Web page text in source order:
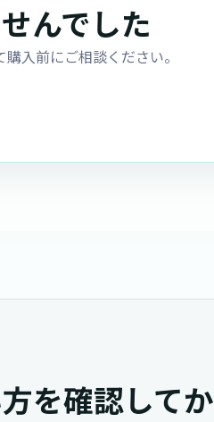
んでした
入前にご相談ください。
を確認してか